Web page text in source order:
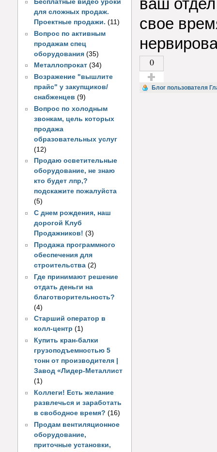
Бесплатные видео уроки
для сложных продаж.
Проектные продажи. (11)
Вопрос по активным
продажам спец
оборудования (35)
Металлопрокат (34)
Возражение "вышлите
прайс" у закупщиков/
снабженцев (9)
Вопрос по холодным
звонкам, цель которых
продажа
образовательных услуг
(12)
Продаю осветительные
оборудование, не знаю
кто будет лпр,?
подскажите пожалуйста
(5)
С днем рождения, наш
дорогой Клуб
Продажников! (3)
Продажа программного
обеспечения для
строительства (2)
Где принимают решение
отдать деньги на
благотворительность?
(4)
Старший оператор в
колл-центр (1)
Купить кран-балки
грузоподъемностью 5
тонн от производителя |
Завод «Лидер-Металлист
(1)
Коллеги! Есть желание
развлечься и заработать
в свободное время? (16)
Продам вентиляционное
оборудование,
приточные установки,
ваш
свое
0
Голос за!
Блог пользователя